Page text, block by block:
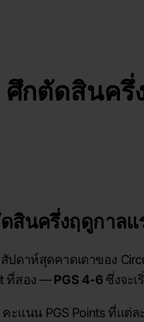
ศึกตัดสินค
สินครึ่งฤดูกาลแ
ดาห์สุดคาดเดาของ
ที่สอง — PGS 4-6ซึ่งจะเ
คะแนน PGS Points ที่แ